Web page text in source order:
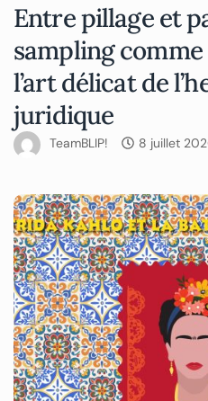
Entre pillage et
sampling
l’art délicat de
juridique
TeamBLIP! 8 juillet